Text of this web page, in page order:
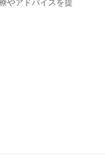
やアドバイスを提